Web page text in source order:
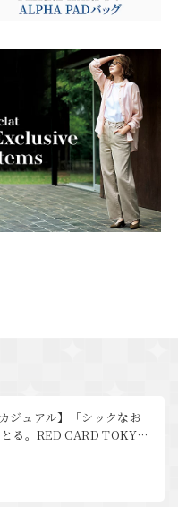
ジュアル】「シックなお
る。RED CARD TOKYO